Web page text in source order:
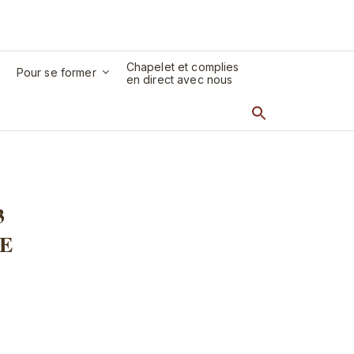
Pour se former
Chapelet et complies
en direct avec nous